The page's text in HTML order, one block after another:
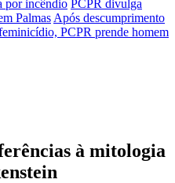
por incêndio PCPR divulga
Palmas Após descumprimento
PCPR prende homem
à mitologia